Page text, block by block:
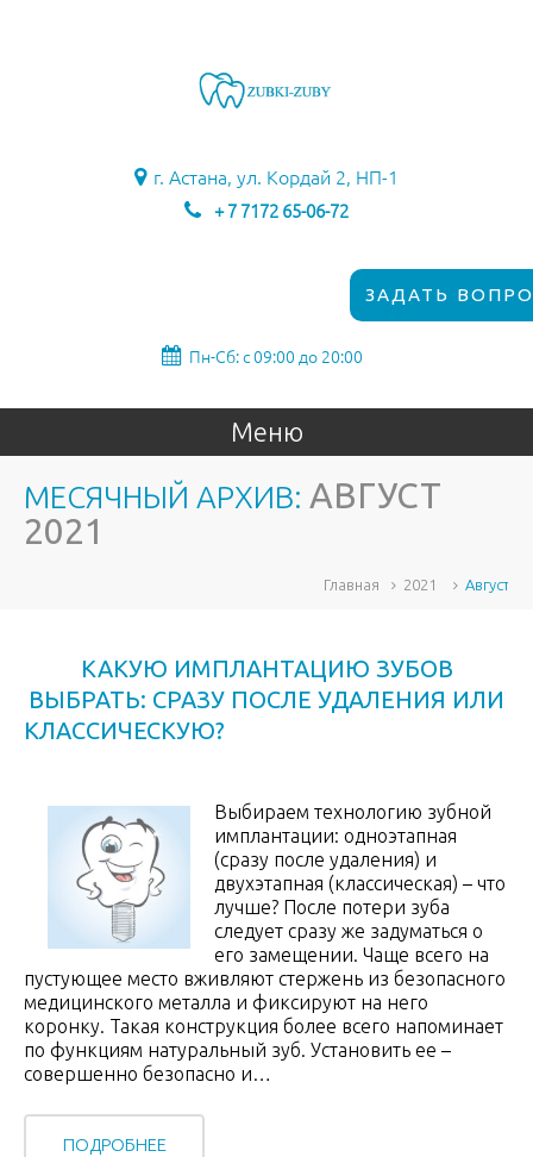
г. Астана, ул. Кордай 2, НП-1
+ 7 7172 65-06-72
ЗАДАТЬ
Пн-Сб: с 09:00 до 20:00
Меню
МЕСЯЧНЫЙ АРХИВ: АВГУСТ
2021
Главная 2021 Август
КАКУЮ ИМПЛАНТАЦИЮ ЗУБОВ
ВЫБРАТЬ: СРАЗУ ПОСЛЕ УДАЛЕНИЯ ИЛИ
КЛАССИЧЕСКУЮ?
Выбираем технологию зубной
имплантации: одноэтапная
(сразу после удаления) и
двухэтапная (классическая) – что
лучше? После потери зуба
следует сразу же задуматься о
его замещении. Чаще всего на
пустующее место вживляют стержень из безопасного
медицинского металла и фиксируют на него
коронку. Такая конструкция более всего напоминает
по функциям натуральный зуб. Установить ее –
совершенно безопасно и…
ПОДРОБНЕЕ